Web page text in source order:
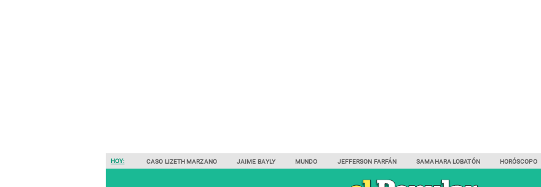
HOY: CASO LIZETH MARZANO JAIME BAYLY MUNDO JEFFERSON FARFÁN SAMAHARA LOBATÓN HORÓSCOPO